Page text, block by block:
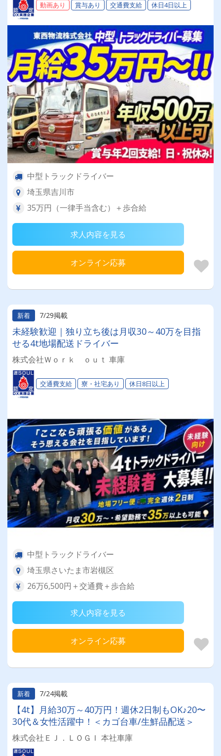
動画あり 賞与あり 交通費支給 休日4日以上
中型トラックドライバー
埼玉県吉川市
35万円（一律手当含む）＋歩合給
求人内容を見る
オンライン応募
新着 7/29掲載
未経験歓迎｜独り立ち後は月収30～40万を目指
せる4t地場配送ドライバー
株式会社Ｗｏｒｋ ｏｕｔ 車庫
交通費支給 寮・社宅あり 休日8日以上
中型トラックドライバー
埼玉県さいたま市岩槻区
26万6,500円＋交通費＋歩合給
求人内容を見る
オンライン応募
新着 7/24掲載
【4t】月給30万～40万円！週休2日制もOK♪20〜
30代＆女性活躍中！＜カゴ台車/生鮮品配送＞
株式会社ＥＪ．ＬＯＧＩ 本社車庫